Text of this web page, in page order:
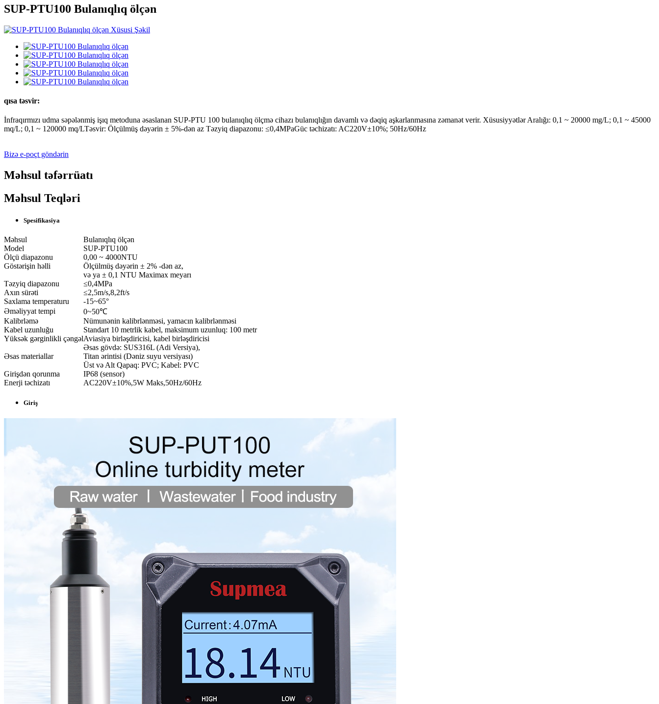
SUP-PTU100 Bulanıqlıq ölçən
qısa təsvir:
İnfraqırmızı udma səpələnmiş işıq metoduna əsaslanan SUP-PTU 100 bulanıqlıq ölçmə cihazı bulanıqlığın davamlı və dəqiq aşkarlanmasına zəmanət verir. Xüsusiyyətlər Aralığı: 0,1 ~ 20000 mg/L; 0,1 ~ 45000
mq/L; 0,1 ~ 120000 mq/LTəsvir: Ölçülmüş dəyərin ± 5%-dən az Təzyiq diapazonu: ≤0,4MPaGüc təchizatı: AC220V±10%; 50Hz/60Hz
Bizə e-poçt göndərin
Məhsul təfərrüatı
Məhsul Teqləri
Spesifikasiya
Məhsul
Bulanıqlıq ölçən
Model
SUP-PTU100
Ölçü diapazonu
0,00 ~ 4000NTU
Göstərişin həlli
Ölçülmüş dəyərin ± 2% -dən az,
və ya ± 0,1 NTU Maximax meyarı
Təzyiq diapazonu
≤0,4MPa
Axın sürəti
≤2,5m/s,8,2ft/s
Saxlama temperaturu
-15~65°
Əməliyyat tempi
0~50℃
Kalibrləmə
Nümunənin kalibrlənməsi, yamacın kalibrlənməsi
Kabel uzunluğu
Standart 10 metrlik kabel, maksimum uzunluq: 100 metr
Yüksək gərginlikli çəngəlAviasiya birləşdiricisi, kabel birləşdiricisi
Əsas materiallar
Əsas gövdə: SUS316L (Adi Versiya),
Titan ərintisi (Dəniz suyu versiyası)
Üst və Alt Qapaq: PVC; Kabel: PVC
Girişdən qorunma
IP68 (sensor)
Enerji təchizatı
AC220V±10%,5W Maks,50Hz/60Hz
Giriş